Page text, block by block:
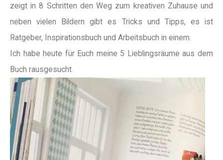
zeigt in 8 Schritten den Weg zum kreativen Zuhause und
neben vielen Bildern gibt es Tricks und Tipps, es ist
Ratgeber, Inspirationsbuch und Arbeitsbuch in einem.
Ich habe heute für Euch meine 5 Lieblingsräume aus dem
Buch rausgesucht.